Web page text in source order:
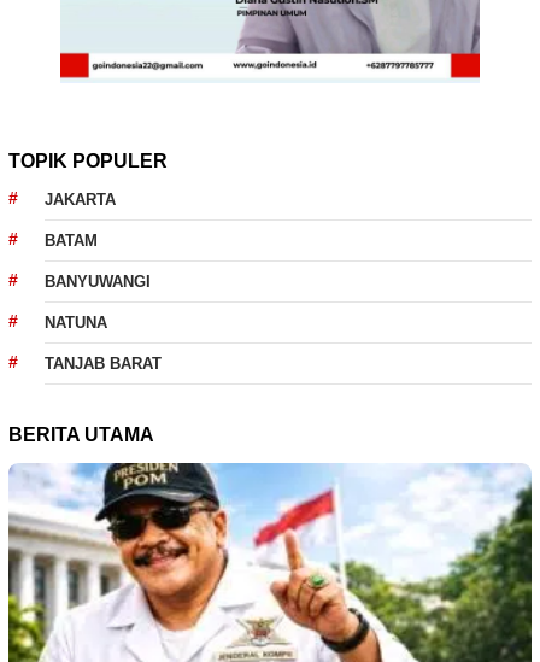
TOPIK POPULER
JAKARTA
BATAM
BANYUWANGI
NATUNA
TANJAB BARAT
BERITA UTAMA